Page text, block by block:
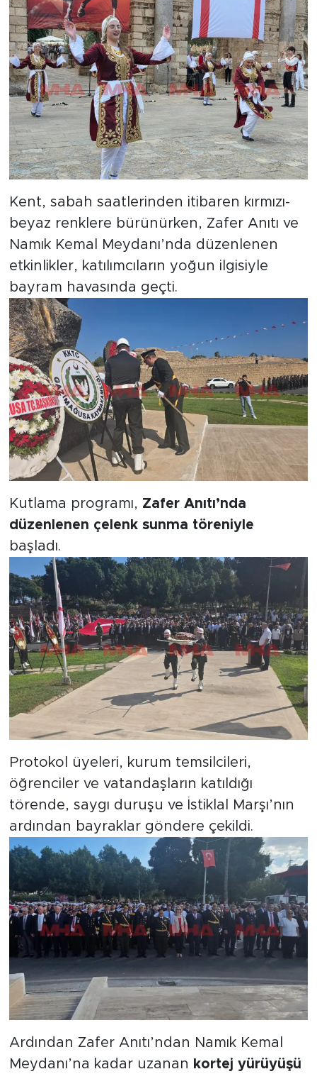
Kent, sabah saatlerinden itibaren kırmızı-
beyaz renklere bürünürken, Zafer Anıtı ve
Namık Kemal Meydanı’nda düzenlenen
etkinlikler, katılımcıların yoğun ilgisiyle
bayram havasında geçti.
Kutlama programı, Zafer Anıtı’nda
düzenlenen çelenk sunma töreniyle
başladı.
Protokol üyeleri, kurum temsilcileri,
öğrenciler ve vatandaşların katıldığı
törende, saygı duruşu ve İstiklal Marşı’nın
ardından bayraklar göndere çekildi.
Ardından Zafer Anıtı’ndan Namık Kemal
Meydanı’na kadar uzanan kortej yürüyüşü